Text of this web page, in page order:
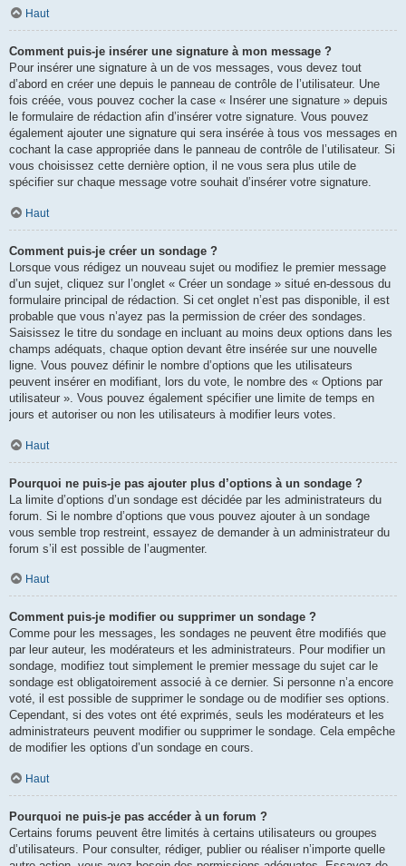
Haut
Comment puis-je insérer une signature à mon message ?
Pour insérer une signature à un de vos messages, vous devez tout
d’abord en créer une depuis le panneau de contrôle de l’utilisateur. Une
fois créée, vous pouvez cocher la case « Insérer une signature » depuis
le formulaire de rédaction afin d’insérer votre signature. Vous pouvez
également ajouter une signature qui sera insérée à tous vos messages en
cochant la case appropriée dans le panneau de contrôle de l’utilisateur. Si
vous choisissez cette dernière option, il ne vous sera plus utile de
spécifier sur chaque message votre souhait d’insérer votre signature.
Haut
Comment puis-je créer un sondage ?
Lorsque vous rédigez un nouveau sujet ou modifiez le premier message
d’un sujet, cliquez sur l’onglet « Créer un sondage » situé en-dessous du
formulaire principal de rédaction. Si cet onglet n’est pas disponible, il est
probable que vous n’ayez pas la permission de créer des sondages.
Saisissez le titre du sondage en incluant au moins deux options dans les
champs adéquats, chaque option devant être insérée sur une nouvelle
ligne. Vous pouvez définir le nombre d’options que les utilisateurs
peuvent insérer en modifiant, lors du vote, le nombre des « Options par
utilisateur ». Vous pouvez également spécifier une limite de temps en
jours et autoriser ou non les utilisateurs à modifier leurs votes.
Haut
Pourquoi ne puis-je pas ajouter plus d’options à un sondage ?
La limite d’options d’un sondage est décidée par les administrateurs du
forum. Si le nombre d’options que vous pouvez ajouter à un sondage
vous semble trop restreint, essayez de demander à un administrateur du
forum s’il est possible de l’augmenter.
Haut
Comment puis-je modifier ou supprimer un sondage ?
Comme pour les messages, les sondages ne peuvent être modifiés que
par leur auteur, les modérateurs et les administrateurs. Pour modifier un
sondage, modifiez tout simplement le premier message du sujet car le
sondage est obligatoirement associé à ce dernier. Si personne n’a encore
voté, il est possible de supprimer le sondage ou de modifier ses options.
Cependant, si des votes ont été exprimés, seuls les modérateurs et les
administrateurs peuvent modifier ou supprimer le sondage. Cela empêche
de modifier les options d’un sondage en cours.
Haut
Pourquoi ne puis-je pas accéder à un forum ?
Certains forums peuvent être limités à certains utilisateurs ou groupes
d’utilisateurs. Pour consulter, rédiger, publier ou réaliser n’importe quelle